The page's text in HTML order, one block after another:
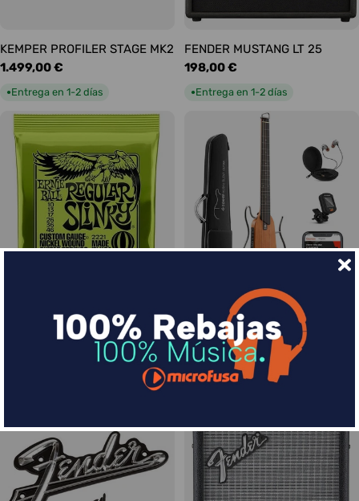
KEMPER PROFILER STAGE MK2
Precio
habitual
1.499,00 €
●Entrega en 1-2 días
FENDER MUSTANG LT 25
Precio
habitual
198,00 €
●Entrega en 1-2 días
Slinky Regular 10-46
DONNER HUSH-I Silent Guitar
Caoba
Precio
habitual
339,00 €
Entrega en 1-2 días